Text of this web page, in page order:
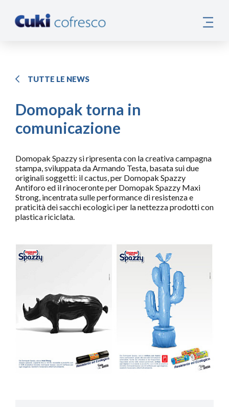
TUTTE LE NEWS
Domopak torna in
comunicazione
Domopak Spazzy si ripresenta con la creativa campagna
stampa, sviluppata da Armando Testa, basata sui due
originali soggetti: il cactus, per Domopak Spazzy
Antiforo ed il rinoceronte per Domopak Spazzy Maxi
Strong, incentrata sulle performance di resistenza e
praticità dei sacchi ecologici per la nettezza prodotti con
plastica riciclata.